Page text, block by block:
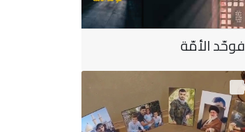
فوحّد الأمّة